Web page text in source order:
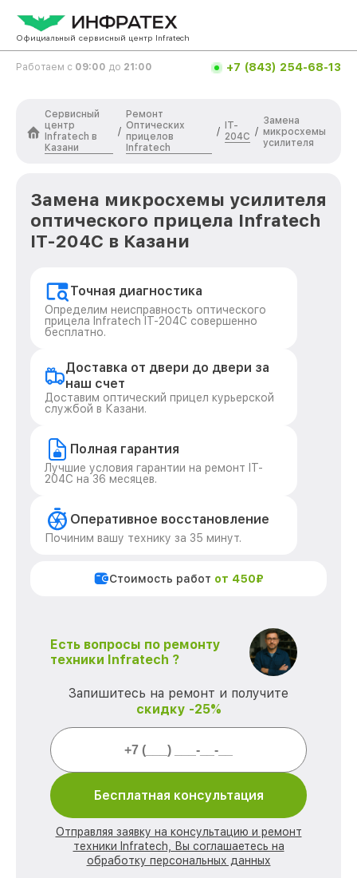
Официальный сервисный центр Infratech
Работаем с 09:00 до 21:00 +7 (843) 254-68-13
Сервисный
центр
Infratech в
Казани
/
Ремонт
Оптических
прицелов
Infratech
/
IT-
204C /
Замена
микросхемы
усилителя
Замена микросхемы усилителя
оптического прицела Infratech
IT-204C в Казани
Точная диагностика
Определим неисправность оптического
прицела Infratech IT-204C совершенно
бесплатно.
Доставка от двери до двери за
наш счет
Доставим оптический прицел курьерской
службой в Казани.
Полная гарантия
Лучшие условия гарантии на ремонт IT-
204C на 36 месяцев.
Оперативное восстановление
Починим вашу технику за 35 минут.
Стоимость работ от 450₽
Есть вопросы по ремонту
техники Infratech ?
Запишитесь на ремонт и получите
скидку -25%
Бесплатная консультация
Отправляя заявку на консультацию и ремонт
техники Infratech, Вы соглашаетесь на
обработку персональных данных